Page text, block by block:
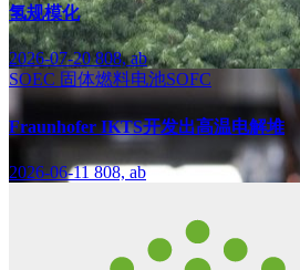
氢规模化
2026-07-20808, ab
SOEC 固体燃料电池SOFC
Fraunhofer IKTS开发出高温电解堆
2026-06-11808, ab